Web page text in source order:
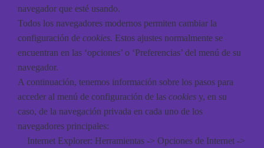
navegador que esté usando.
Todos los navegadores modernos permiten cambiar la
configuración de cookies. Estos ajustes normalmente se
encuentran en las ‘opciones’ o ‘Preferencias’ del menú de su
navegador.
A continuación, tenemos información sobre los pasos para
acceder al menú de configuración de las cookies y, en su
caso, de la navegación privada en cada uno de los
navegadores principales:
Internet Explorer: Herramientas -> Opciones de Internet ->